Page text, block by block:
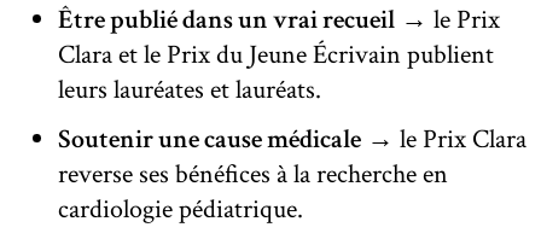
Être publié dans un vrai recueil → le Prix
Clara et le Prix du Jeune Écrivain publient
leurs lauréates et lauréats.
Soutenir une cause médicale → le Prix Clara
reverse ses bénéfices à la recherche en
cardiologie pédiatrique.